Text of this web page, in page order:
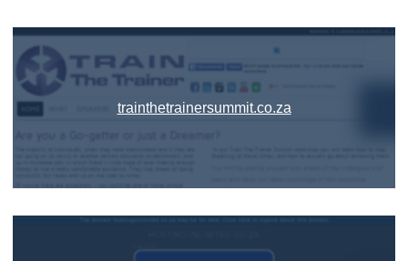
trainthetrainersummit.co.za